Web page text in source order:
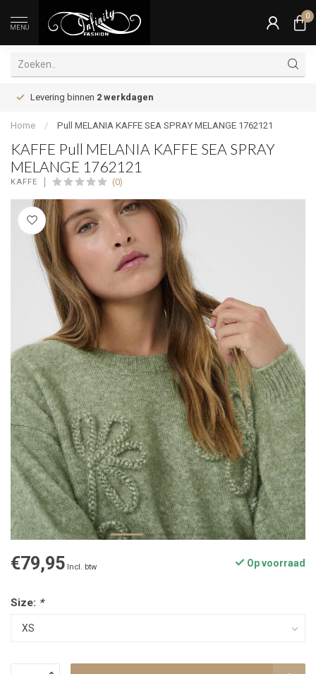
MENU
0
Levering binnen 2 werkdagen
Home / Pull MELANIA KAFFE SEA SPRAY MELANGE 1762121
KAFFE Pull MELANIA KAFFE SEA SPRAY
MELANGE 1762121
KAFFE (0)
€79,95 Incl. btw Op voorraad
Size: *